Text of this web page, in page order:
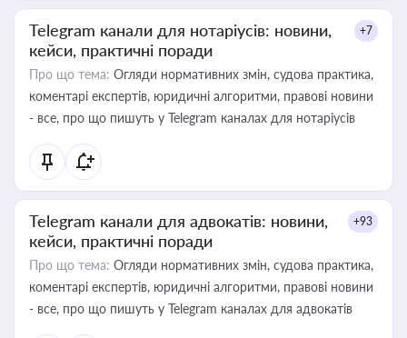
Telegram канали для нотаріусів: новини,
кейси, практичні поради
+7
Про що тема: Огляди нормативних змін, судова практика,
коментарі експертів, юридичні алгоритми, правові новини
- все, про що пишуть у Telegram каналах для нотаріусів
Telegram канали для адвокатів: новини,
кейси, практичні поради
+93
Про що тема: Огляди нормативних змін, судова практика,
коментарі експертів, юридичні алгоритми, правові новини
- все, про що пишуть у Telegram каналах для адвокатів